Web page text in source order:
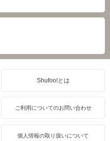
Shufoo!とは
ご利用についてのお問い合わせ
個人情報の取り扱いについて